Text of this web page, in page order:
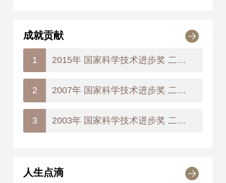
成就贡献
1 2015年 国家科学技术进步奖 二等奖
2 2007年 国家科学技术进步奖 二等奖
3 2003年 国家科学技术进步奖 二等奖
人生点滴